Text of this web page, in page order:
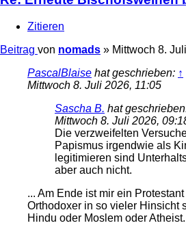
Zitieren
Beitrag von nomads » Mittwoch 8.
PascalBlaise hat geschrieben: ↑
Mittwoch 8. Juli 2026, 11:05
Sascha B. hat
Mittwoch 8. Juli 2026,
Die verzweifelten
Papismus irgendwie als
legitimieren sind
aber auch nicht.
... Am Ende ist mir ein
Orthodoxer in so vieler Hinsicht
Hindu oder Moslem oder Atheist.